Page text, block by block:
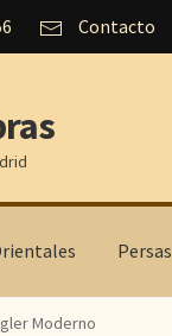
Contacto
Persas
Moderno